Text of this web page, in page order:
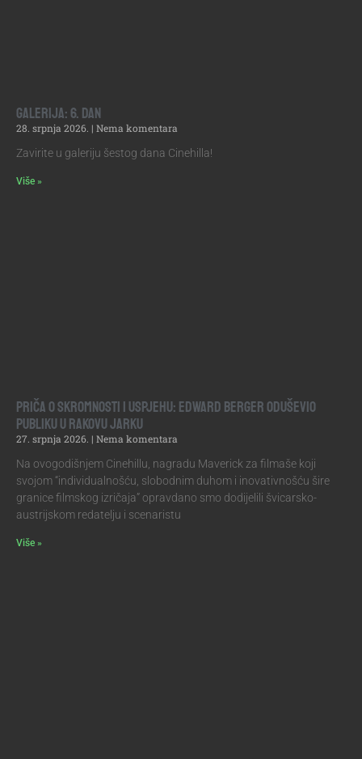
Galerija: 6. dan
28. srpnja 2026.
Nema komentara
Zavirite u galeriju šestog dana Cinehilla!
Više »
Priča o skromnosti i uspjehu: Edward Berger oduševio
publiku u Rakovu jarku
27. srpnja 2026.
Nema komentara
Na ovogodišnjem Cinehillu, nagradu Maverick za filmaše koji
svojom “individualnošću, slobodnim duhom i inovativnošću šire
granice filmskog izričaja” opravdano smo dodijelili švicarsko-
austrijskom redatelju i scenaristu
Više »